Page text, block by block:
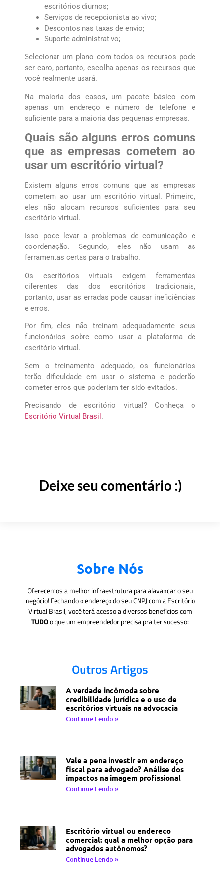
escritórios diurnos;
Serviços de recepcionista ao vivo;
Descontos nas taxas de envio;
Suporte administrativo;
Selecionar um plano com todos os recursos pode
ser caro, portanto, escolha apenas os recursos que
você realmente usará.
Na maioria dos casos, um pacote básico com
apenas um endereço e número de telefone é
suficiente para a maioria das pequenas empresas.
Quais são alguns erros comuns
que as empresas cometem ao
usar um escritório virtual?
Existem alguns erros comuns que as empresas
cometem ao usar um escritório virtual. Primeiro,
eles não alocam recursos suficientes para seu
escritório virtual.
Isso pode levar a problemas de comunicação e
coordenação. Segundo, eles não usam as
ferramentas certas para o trabalho.
Os escritórios virtuais exigem ferramentas
diferentes das dos escritórios tradicionais,
portanto, usar as erradas pode causar ineficiências
e erros.
Por fim, eles não treinam adequadamente seus
funcionários sobre como usar a plataforma de
escritório virtual.
Sem o treinamento adequado, os funcionários
terão dificuldade em usar o sistema e poderão
cometer erros que poderiam ter sido evitados.
Precisando de escritório virtual? Conheça o
Escritório Virtual Brasil .
Deixe seu comentário :)
Sobre Nós
Oferecemos a melhor infraestrutura para alavancar o seu
negócio! Fechando o endereço do seu CNPJ com a Escritório
Virtual Brasil, você terá acesso a diversos benefícios com
TUDOo que um empreendedor precisa pra ter sucesso:
Outros Artigos
A verdade incômoda sobre
credibilidade jurídica e o uso de
escritórios virtuais na advocacia
Continue Lendo »
Vale a pena investir em endereço
fiscal para advogado? Análise dos
impactos na imagem profissional
Continue Lendo »
Escritório virtual ou endereço
comercial: qual a melhor opção para
advogados autônomos?
Continue Lendo »